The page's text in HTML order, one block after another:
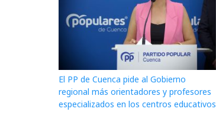
El PP de Cuenca pide al Gobierno
regional más orientadores y profesores
especializados en los centros educativos